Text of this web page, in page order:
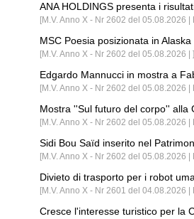
ANA HOLDINGS presenta i
[M.V. Anno X - Nr 2602 del 05.08.2026
MSC Poesia posizionata in
[M.V. Anno X - Nr 2602 del 05.08.2026 | ]
Edgardo Mannucci in mostra a
[M.V. Anno X - Nr 2602 del 05.08.2026 |
Mostra ''Sul futuro del corpo'' alla
[M.V. Anno X - Nr 2602 del 05.08.2026
Sidi Bou Saïd inserito nel
[M.V. Anno X - Nr 2602 del 05.08.2026
Divieto di trasporto per i robot
[M.V. Anno X - Nr 2601 del 04.08.2026
Cresce l'interesse turistico per la